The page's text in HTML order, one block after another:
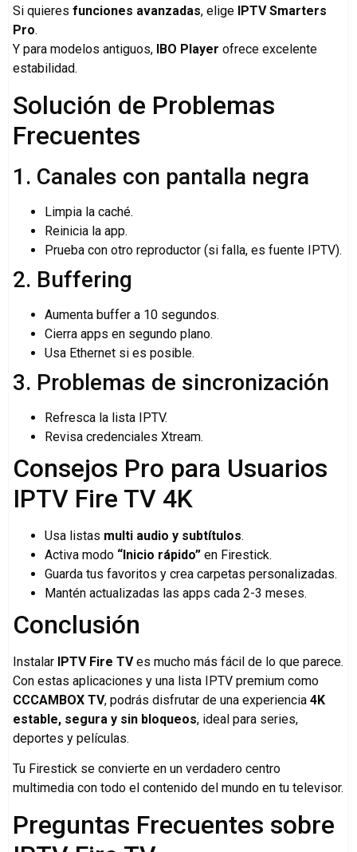
Si quieres funciones avanzadas, elige IPTV Smarters
Pro.
Y para modelos antiguos, IBO Player ofrece excelente
estabilidad.
Solución de Problemas
Frecuentes
1. Canales con pantalla negra
Limpia la caché.
Reinicia la app.
Prueba con otro reproductor (si falla, es fuente IPTV).
2. Buffering
Aumenta buffer a 10 segundos.
Cierra apps en segundo plano.
Usa Ethernet si es posible.
3. Problemas de sincronización
Refresca la lista IPTV.
Revisa credenciales Xtream.
Consejos Pro para Usuarios
IPTV Fire TV 4K
Usa listas multi audio y subtítulos.
Activa modo “Inicio rápido” en Firestick.
Guarda tus favoritos y crea carpetas personalizadas.
Mantén actualizadas las apps cada 2-3 meses.
Conclusión
Instalar IPTV Fire TVes mucho más fácil de lo que parece.
Con estas aplicaciones y una lista IPTV premium como
CCCAMBOX TV, podrás disfrutar de una experiencia 4K
estable, segura y sin bloqueos, ideal para series,
deportes y películas.
Tu Firestick se convierte en un verdadero centro
multimedia con todo el contenido del mundo en tu televisor.
Preguntas Frecuentes sobre